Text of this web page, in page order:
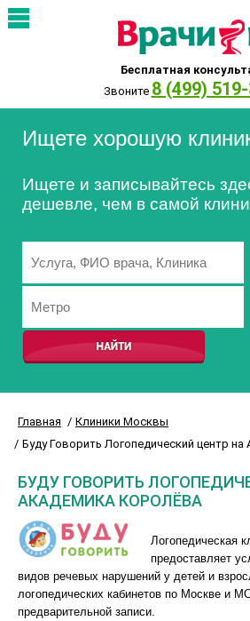
Бесплатная
Звоните 8 (499)
Ищете хорошую
Ищете и записывайтесь
дешевле, чем в самой
Главная
Клиники Москвы
Буду Говорить Логопедический центр
БУДУ ГОВОРИТЬ
АКАДЕМИКА КОРОЛЁВА
Логопедическая
предоставляет
видов речевых нарушений у детей и
логопедических кабинетов по Москве и
предварительной записи.